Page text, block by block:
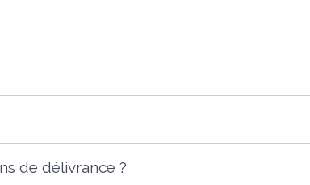
de délivrance ?